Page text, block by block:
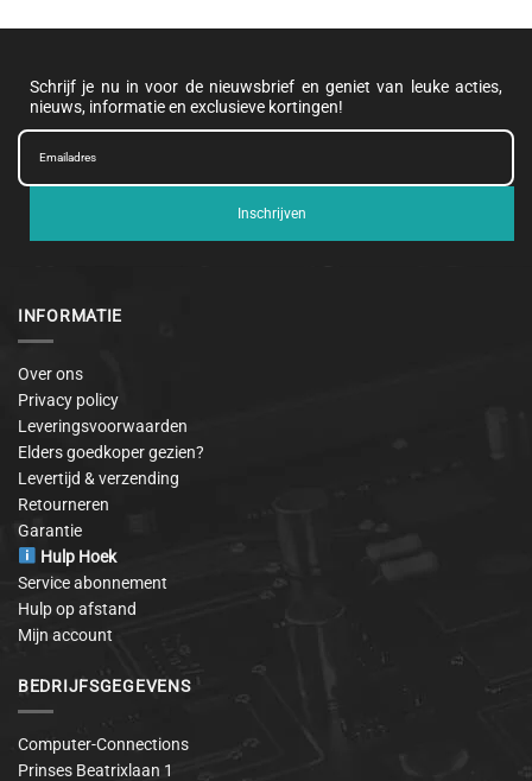
Schrijf je nu in voor de nieuwsbrief en geniet van leuke acties,
nieuws, informatie en exclusieve kortingen!
Inschrijven
INFORMATIE
Over ons
Privacy policy
Leveringsvoorwaarden
Elders goedkoper gezien?
Levertijd & verzending
Retourneren
Garantie
Hulp Hoek
Service abonnement
Hulp op afstand
Mijn account
BEDRIJFSGEGEVENS
Computer-Connections
Prinses Beatrixlaan 1